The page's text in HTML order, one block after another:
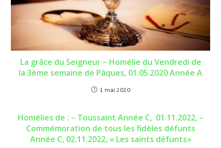
La grâce du Seigneur – Homélie du Vendredi de
la 3ème semaine de Pâques, 01.05.2020 Année A
1 mai 2020
Homélies de : – Toussaint Année C, 01.11.2022, –
Commémoration de tous les fidèles défunts
Année C, 02.11.2022, « Les saints défunts»